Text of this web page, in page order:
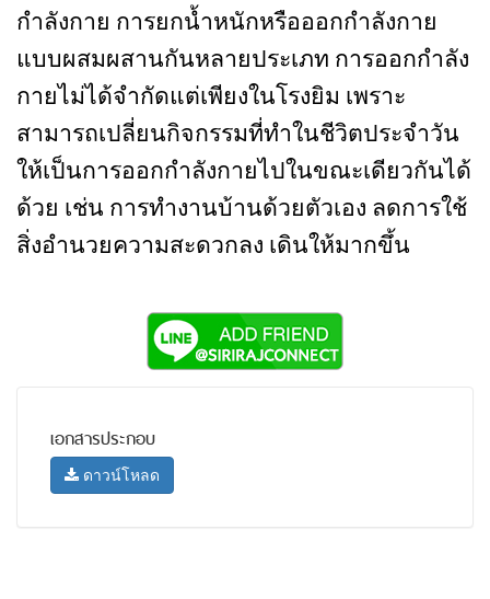
กำลังกาย การยกน้ำหนักหรือออกกำลังกาย
แบบผสมผสานกันหลายประเภท การออกกำลัง
กายไม่ได้จำกัดแต่เพียงในโรงยิม เพราะ
สามารถเปลี่ยนกิจกรรมที่ทำในชีวิตประจำวัน
ให้เป็นการออกกำลังกายไปในขณะเดียวกันได้
ด้วย เช่น การทำงานบ้านด้วยตัวเอง ลดการใช้
สิ่งอำนวยความสะดวกลง เดินให้มากขึ้น
เอกสารประกอบ
ดาวน์โหลด